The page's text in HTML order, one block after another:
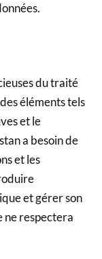
du traité
éléments tels
et le
a besoin de
et les
et gérer son
ne respectera